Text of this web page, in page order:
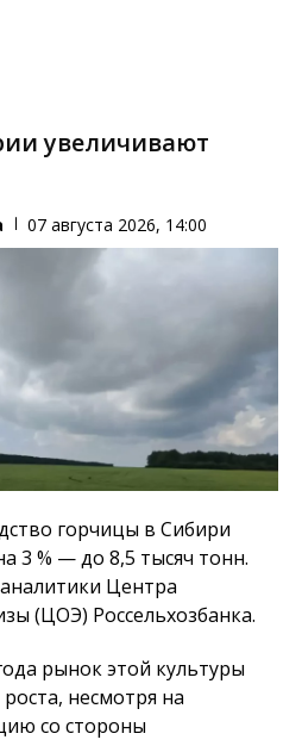
увеличивают
07 августа 2026, 14:00
горчицы в Сибири
3 % — до 8,5 тысяч тонн.
Центра
(ЦОЭ) Россельхозбанка.
рынок этой культуры
несмотря на
со стороны